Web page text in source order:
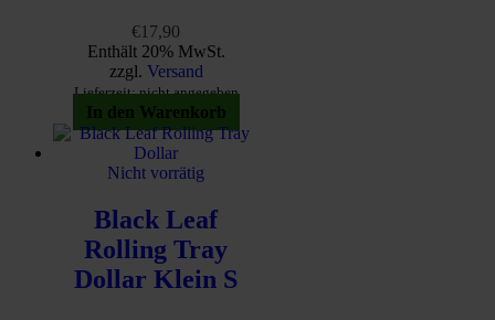
€17,90
Enthält 20% MwSt.
zzgl. Versand
Lieferzeit: nicht angegeben
In den Warenkorb
Nicht vorrätig
Black Leaf
Rolling Tray
Dollar Klein S